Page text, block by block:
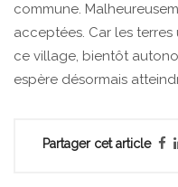
commune.
acceptées. Car les
ce village, bientôt
espère désormais
Partager cet article